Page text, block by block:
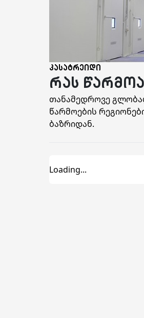
კასატრეიდი
რას
თანამედროვე
წარმოების
ბაზრიდან.